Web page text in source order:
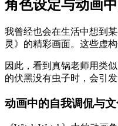
角色设定与动画
我曾经也会在生活中想到
灵》的精彩画面。这些虚
因此，看到真锅老师用类
的伏黑没有虫子时，会引
动画中的自我调侃与